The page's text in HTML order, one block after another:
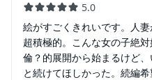
5.0
絵がすごくきれいです。人
超積極的。こんな女の子絶
倫？的展開から始まるけど
と続けてほしかった。続編希